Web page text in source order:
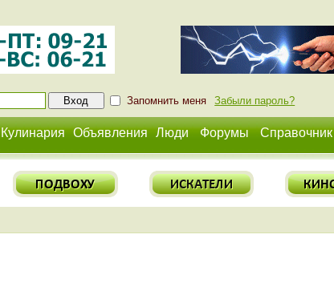
Запомнить меня Забыли пароль?
Кулинария Объявления Люди Форумы Справочник